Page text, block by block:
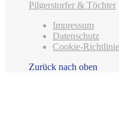
Pilgerstorfer & Töchter
Impressum
Datenschutz
Cookie-
Zurück nach oben